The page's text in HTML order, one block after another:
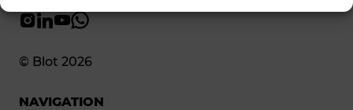
© Blot 2026
NAVIGATION